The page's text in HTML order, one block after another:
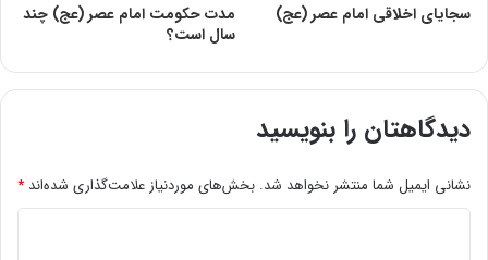
سجایای اخلاقی امام عصر (عج)
مدت حکومت امام عصر (عج) چند
سال است؟
دیدگاهتان را بنویسید
نشانی ایمیل شما منتشر نخواهد شد. بخش‌های موردنیاز علامت‌گذاری شده‌اند *